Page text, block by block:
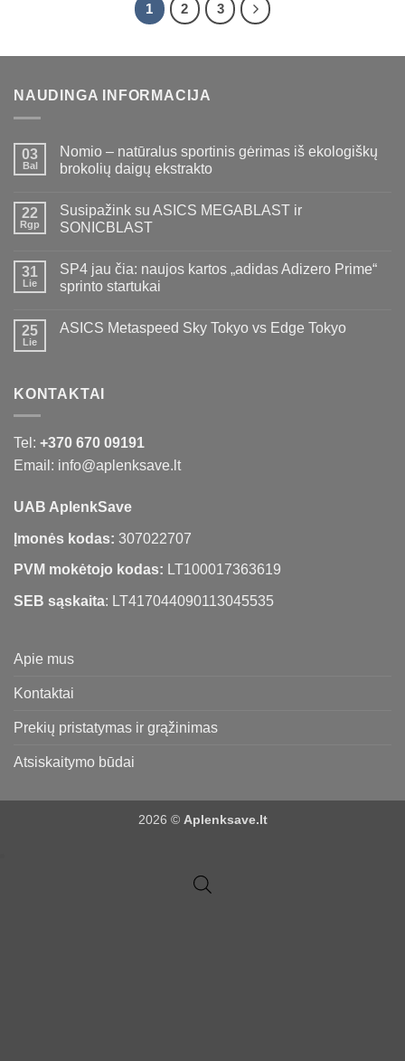
1 2 3
NAUDINGA INFORMACIJA
03
Bal
Nomio – natūralus sportinis gėrimas iš ekologiškų
brokolių daigų ekstrakto
22
Rgp
Susipažink su ASICS MEGABLAST ir
SONICBLAST
31
Lie
SP4 jau čia: naujos kartos „adidas Adizero Prime“
sprinto startukai
25
Lie
ASICS Metaspeed Sky Tokyo vs Edge Tokyo
KONTAKTAI
Tel: +370 670 09191
Email: info@aplenksave.lt
UAB AplenkSave
Įmonės kodas: 307022707
PVM mokėtojo kodas: LT100017363619
SEB sąskaita: LT417044090113045535
Apie mus
Kontaktai
Prekių pristatymas ir grąžinimas
Atsiskaitymo būdai
2026 © Aplenksave.lt